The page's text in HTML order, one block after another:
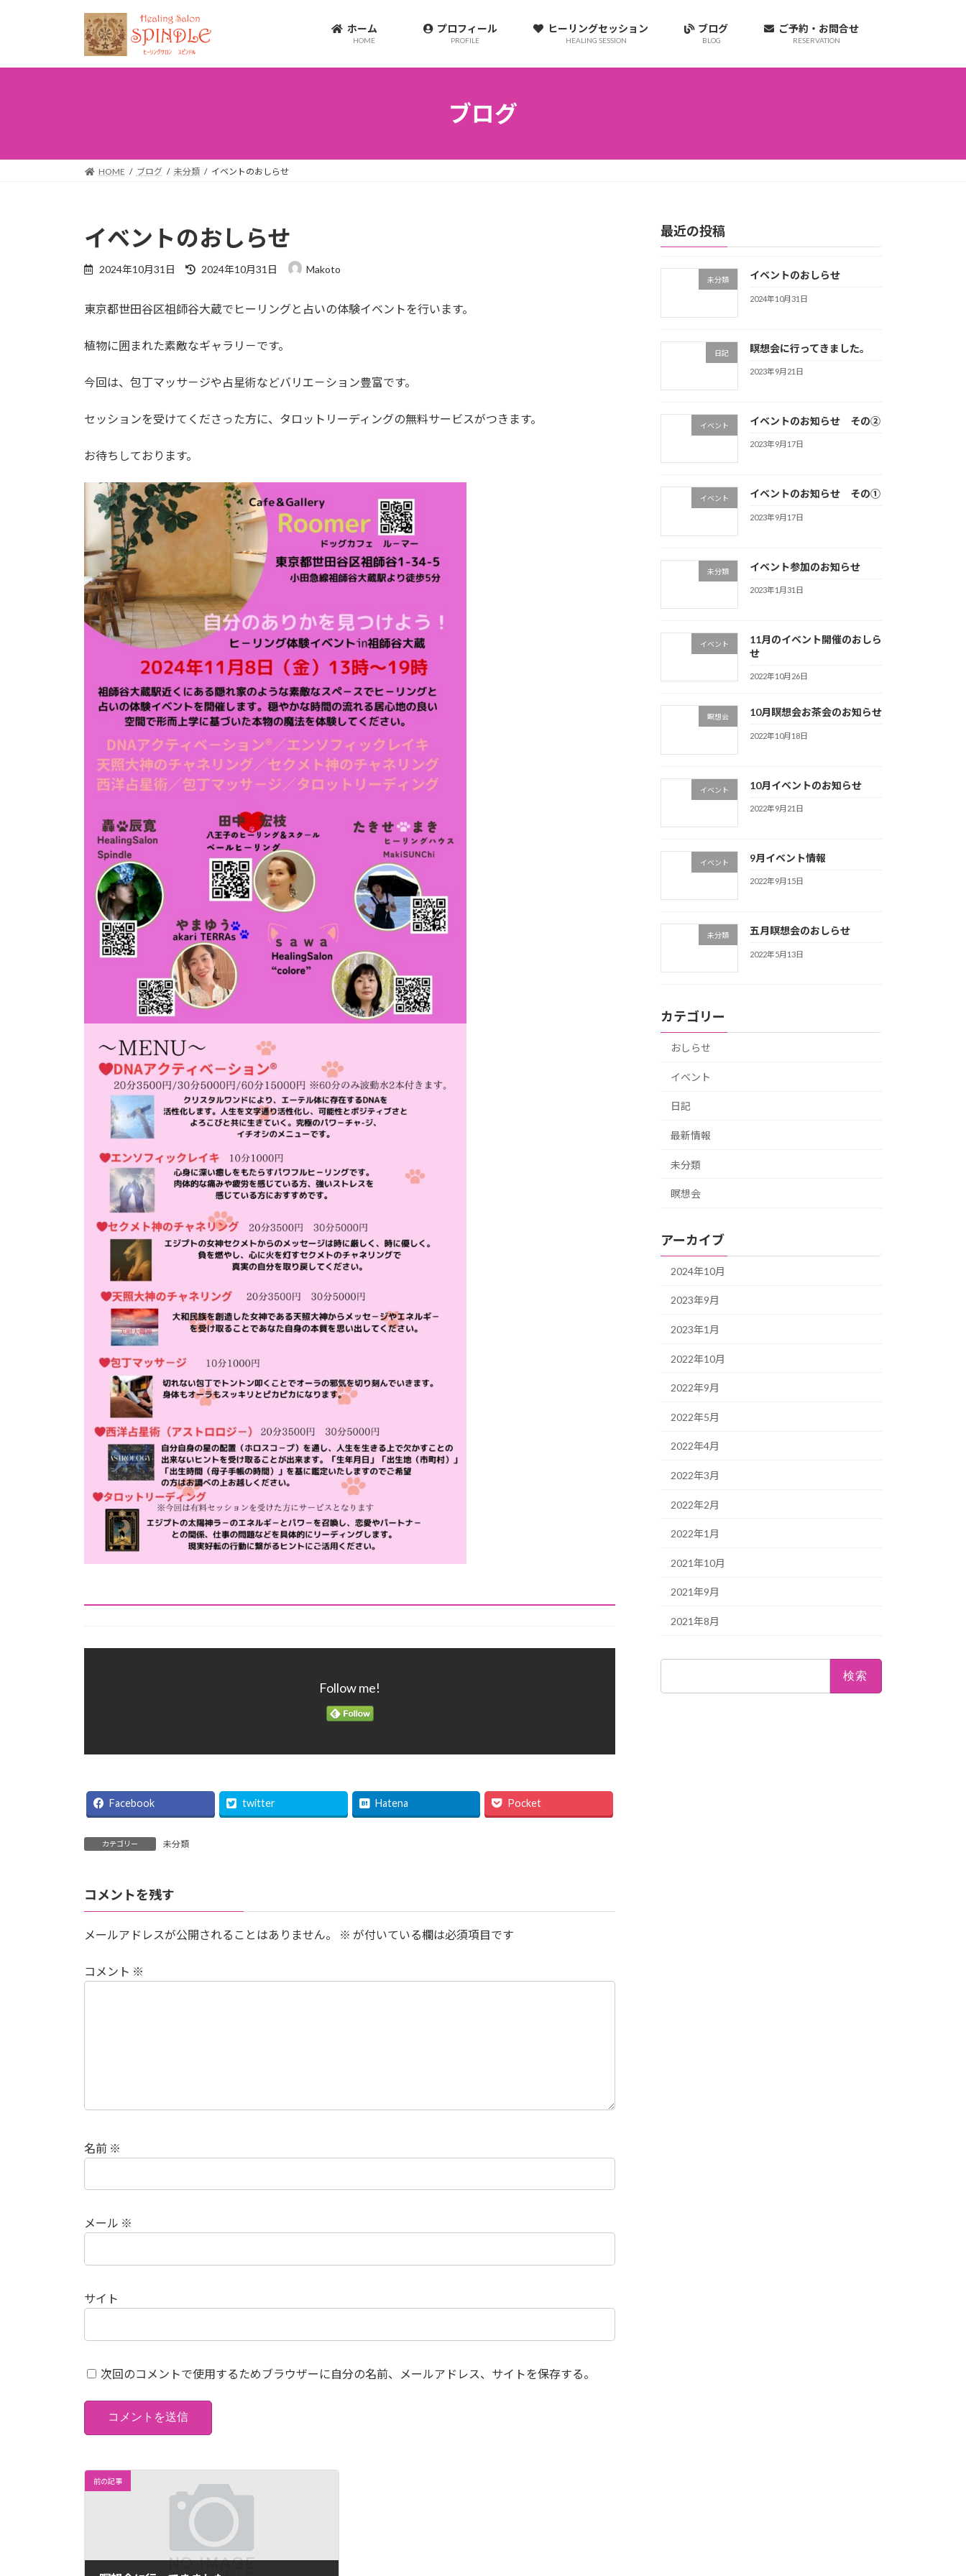
プ
動
ホーム
HOME
プロフィール
PROFILE
ヒーリングセッション
HEALING SESSION
ブログ
BLOG
ご予約・お問合せ
RESERVATION
ブログ
HOME ブログ 未分類 イベントのおしらせ
イベントのおしらせ
2024年10月31日
最
新
時
:
2024年10月31日 Makoto
東京都世田谷区祖師谷大蔵でヒーリングと占いの体験イベントを行います。
植物に囲まれた素敵なギャラリ－です。
今回は、包丁マッサ－ジや占星術などバリエ－ション豊富です。
セッションを受けてくださった方に、タロットリーディングの無料サービスがつきます。
お待ちしております。
Follow me!
Facebook twitter Hatena Pocket
カテゴリー 未分類
コメントを残す
メールアドレスが公開されることはありません。 ※ が付いている欄は必須項目です
コメント ※
名前 ※
メール ※
サイト
次回のコメントで使用するためブラウザーに自分の名前、メールアドレス、サイトを保存する。
前の記事
最近の投稿
未分類 イベントのおしらせ
2024年10月31日
日記 瞑想会に行ってきました。
2023年9月21日
イベント イベントのお知らせ その②
2023年9月17日
イベント イベントのお知らせ その①
2023年9月17日
未分類 イベント参加のお知らせ
2023年1月31日
イベント
11月のイベント開催のおしら
せ
2022年10月26日
瞑想会 10月瞑想会お茶会のお知らせ
2022年10月18日
イベント 10月イベントのお知らせ
2022年9月21日
イベント 9月イベント情報
2022年9月15日
未分類 五月瞑想会のおしらせ
2022年5月13日
カテゴリー
おしらせ
イベント
日記
最新情報
未分類
瞑想会
アーカイブ
2024年10月
2023年9月
2023年1月
2022年10月
2022年9月
2022年5月
2022年4月
2022年3月
2022年2月
2022年1月
2021年10月
2021年9月
2021年8月